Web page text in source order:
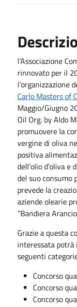
l’Associazione
rinnovato per il
l’organizzazione
Carlo Masters of
Maggio/Giugno
Oil Org. by Aldo
promuovere la
vergine di oliva
positiva
dell’olio d’oliva
del suo consumo
prevede la
aziende olearie
“Bandiera
Grazie a questa
interessata potrà
seguenti
Concorso
Concorso
Concorso